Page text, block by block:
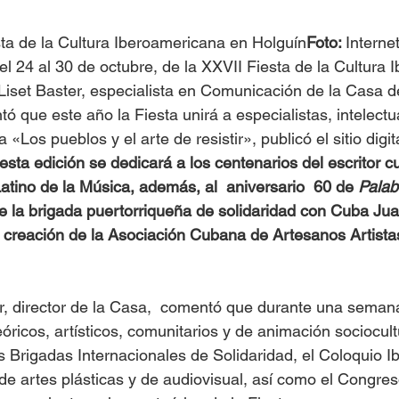
de la Cultura Iberoamericana en HolguínFoto: Internet
24 al 30 de octubre, de la XXVII Fiesta de la Cultura
Baster, especialista en Comunicación de la Casa
que este año la Fiesta unirá a especialistas,
«Los pueblos y el arte de resistir», publicó el sitio
edición se dedicará a los centenarios del escritor
de la Música, además, al  aniversario  60 de
la brigada puertorriqueña de solidaridad con Cuba
de la Asociación Cubana de Artesanos
director de la Casa,  comentó que durante una
artísticos, comunitarios y de animación
Brigadas Internacionales de Solidaridad, el Coloquio
artes plásticas y de audiovisual, así como el